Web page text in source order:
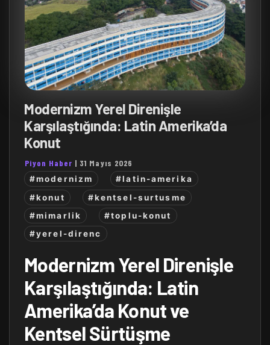
Modernizm Yerel Direnişle
Karşılaştığında: Latin Amerika’da
Konut
Piyon Haber | 31 Mayıs 2026
#modernizm
#latin-amerika
#konut
#kentsel-surtusme
#mimarlik
#toplu-konut
#yerel-direnc
Modernizm Yerel Direnişle
Karşılaştığında: Latin
Amerika’da Konut ve
Kentsel Sürtüşme